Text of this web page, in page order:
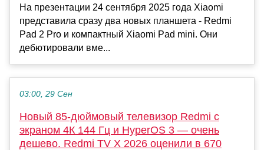
На презентации 24 сентября 2025 года Xiaomi
представила сразу два новых планшета - Redmi
Pad 2 Pro и компактный Xiaomi Pad mini. Они
дебютировали вме...
03:00, 29 Сен
Новый 85-дюймовый телевизор Redmi с
экраном 4К 144 Гц и HyperOS 3 — очень
дешево. Redmi TV X 2026 оценили в 670